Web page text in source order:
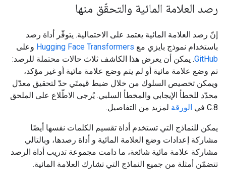
رصد العلامة المائية والتحقّق منها
إنّ رصد العلامة المائية يعتمد على الاحتمالية. يتوفّر أداة رصد
باستخدام نموذج بايزي مع Hugging Face Transformers وعلى
GitHub. يمكن أن يعرض هذا الكاشف ثلاث حالات محتملة للرصد:
تم وضع علامة مائية أو لم يتم وضع علامة مائية أو غير مؤكد،
ويمكن تخصيص السلوك من خلال ضبط قيمتَي حدّ لتحقيق معدّل
محدّد للخطأ الإيجابي والمخطأ السلبي. يُرجى الاطّلاع على الملحق
C.8 في
الورقة لمزيد من التفاصيل.
يمكن للنماذج التي تستخدم أداة تقسيم الكلمات نفسها أيضًا
مشاركة إعدادات وضع العلامة المائية و أداة رصدها، وبالتالي
مشاركة علامة مائية شائعة، ما دامت مجموعة تدريب أداة الرصد
تتضمّن أمثلة من جميع النماذج التي تشارك العلامة المائية.